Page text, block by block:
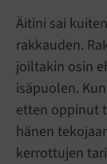
Äitini sai
rakkauden.
joiltakin osin
isäpuolen.
etten oppinut
hänen
kerrottujen